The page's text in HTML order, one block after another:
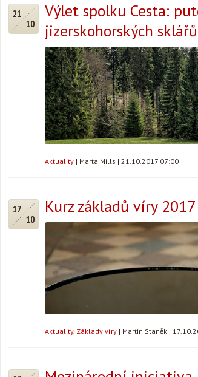
21
10
Výlet spolku Cesta:
jizerskohorských
Aktuality | Marta Mills | 21.10.2017 07:00
17
10
Kurz základů víry
Aktuality, Základy víry | Martin Staněk |